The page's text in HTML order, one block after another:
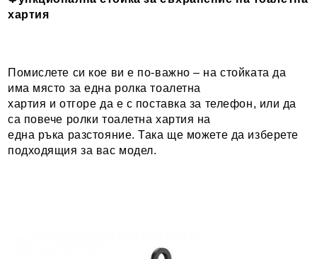
хартия
Помислете си кое ви е по-важно – на стойката да
има място за една ролка тоалетна
хартия и отгоре да е с поставка за телефон, или да
са повече ролки тоалетна хартия на
една ръка разстояние. Така ще можете да изберете
подходящия за вас модел.